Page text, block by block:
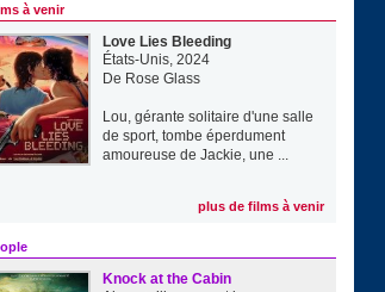
à venir
Love Lies Bleeding
États-Unis, 2024
De Rose Glass
Lou, gérante solitaire d'une salle
de sport, tombe éperdument
amoureuse de Jackie, une ...
plus de films à venir
Knock at the Cabin